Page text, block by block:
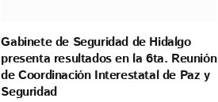
Gabinete de Seguridad de Hidalgo
presenta resultados en la 6ta. Reunión
de Coordinación Interestatal de Paz y
Seguridad